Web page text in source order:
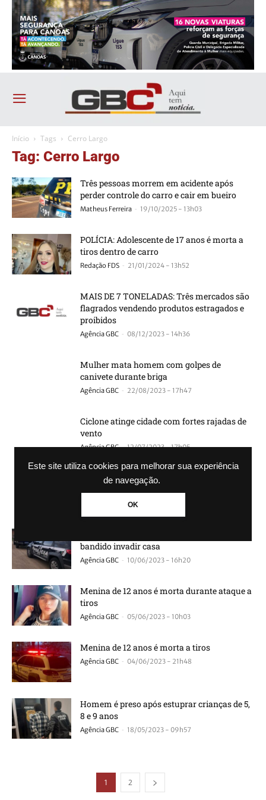
Este site utiliza cookies para melhorar sua experiência
de navegação.
OK
Início Tags Cerro Largo
Tag: Cerro Largo
Três pessoas morrem em acidente após
perder controle do carro e cair em bueiro
Matheus Ferreira - 19/10/2025 - 13h03
POLÍCIA: Adolescente de 17 anos é morta a
tiros dentro de carro
Redação FDS - 21/01/2024 - 13h52
MAIS DE 7 TONELADAS: Três mercados são
flagrados vendendo produtos estragados e
proibidos
Agência GBC - 08/12/2023 - 14h36
Mulher mata homem com golpes de
canivete durante briga
Agência GBC - 22/08/2023 - 17h47
Ciclone atinge cidade com fortes rajadas de
vento
Agência GBC - 12/07/2023 - 17h05
Adolescente de 15 anos mata ex-namorada a
facadas após fim do relacionamento
11/07/2023 - 10h37
bandido invadir casa
Agência GBC - 10/06/2023 - 16h20
Menina de 12 anos é morta durante ataque a
tiros
Agência GBC - 05/06/2023 - 10h03
Menina de 12 anos é morta a tiros
Agência GBC - 04/06/2023 - 21h48
Homem é preso após estuprar crianças de 5,
8 e 9 anos
Agência GBC - 18/05/2023 - 09h57
1 2